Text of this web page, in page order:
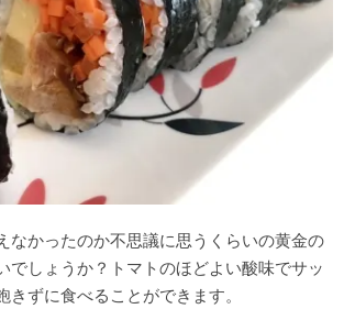
なかったのか不思議に思うくらいの黄金の
でしょうか？トマトのほどよい酸味でサッ
きずに食べることができます。